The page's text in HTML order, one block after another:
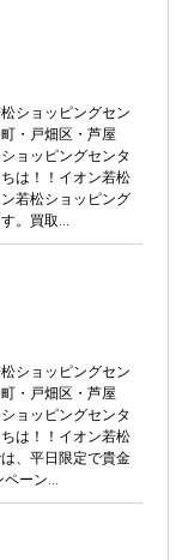
ピングセン
・戸畑区・芦屋
ョッピングセンタ
は！！イオン若松
若松ショッピング
。買取...
ピングセン
・戸畑区・芦屋
ョッピングセンタ
は！！イオン若松
、平日限定で貴金
ーン...